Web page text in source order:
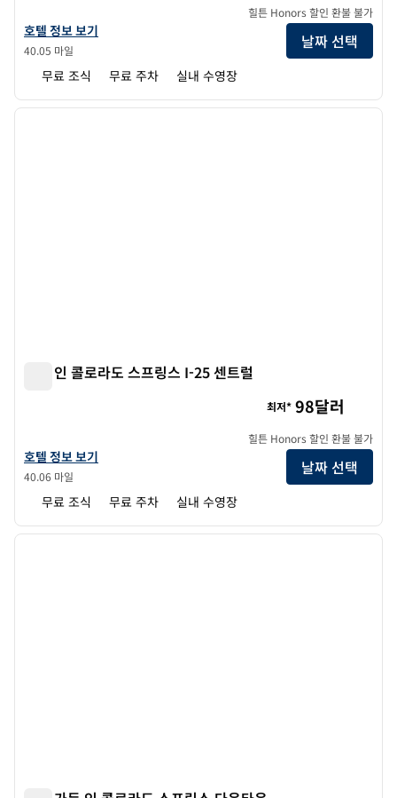
햄튼 인 & 스위트 콜로라도 스프링스-에어 포스 Academy-I-25 노스의
호텔 정보 보기
40.05 마일
힐튼 Honors 할인 환불 불가
날짜 선택
무료 조식 무료 주차 실내 수영장
1/12
1/12
다음
햄튼 인 콜로라도 스프링스 I-25 센트럴
햄튼 인 콜로라도 스프링스 I-25 센트럴의 호텔 정보 보기
호텔 정보 보기
40.06 마일
최저* 98달러
힐튼 Honors 할인 환불 불가
날짜 선택
무료 조식 무료 주차 실내 수영장
1/12
1/12
다음